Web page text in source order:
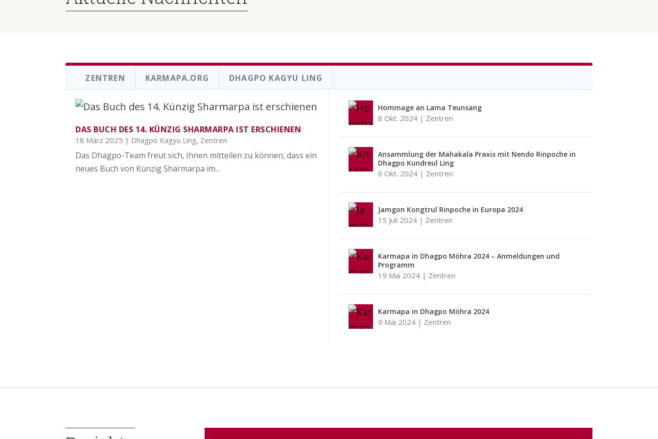
ZENTREN KARMAPA.ORG DHAGPO KAGYU LING
DAS BUCH DES 14. KÜNZIG SHARMARPA IST ERSCHIENEN
18 März 2025 | Dhagpo Kagyu Ling, Zentren
Das Dhagpo-Team freut sich, Ihnen mitteilen zu können, dass ein
neues Buch von Künzig Sharmarpa im...
Hommage an Lama Teunsang
8 Okt. 2024 | Zentren
Ansammlung der Mahakala Praxis mit Nendo Rinpoche in
Dhagpo Kundreul Ling
6 Okt. 2024 | Zentren
Jamgon Kongtrul Rinpoche in Europa 2024
15 Juli 2024 | Zentren
Karmapa in Dhagpo Möhra 2024 – Anmeldungen und
Programm
19 Mai 2024 | Zentren
Karmapa in Dhagpo Möhra 2024
9 Mai 2024 | Zentren